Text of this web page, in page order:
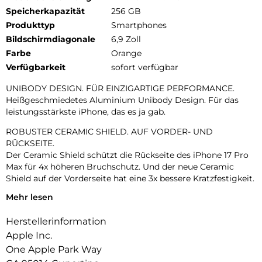
Speicherkapazität
256 GB
Produkttyp
Smartphones
Bildschirmdiagonale
6,9 Zoll
Farbe
Orange
Verfügbarkeit
sofort verfügbar
UNIBODY DESIGN. FÜR EINZIGARTIGE PERFORMANCE.
Heißgeschmiedetes Aluminium Unibody Design. Für das
leistungsstärkste iPhone, das es ja gab.
ROBUSTER CERAMIC SHIELD. AUF VORDER- UND
RÜCKSEITE.
Der Ceramic Shield schützt die Rückseite des iPhone 17 Pro
Max für 4x höheren Bruchschutz. Und der neue Ceramic
Shield auf der Vorderseite hat eine 3x bessere Kratzfestigkeit.
DAS ULTIMATIVE PRO KAMERA-SYSTEM.
dem größten Zoombereich, den es je bei einem iPhone gab.
Das ist wie 8 Pro Objektive in deiner Hosentasche.
18MP CENTER STAGE FRONTKAMERA.
Mehr lesen
Herstellerinformation
Apple Inc.
One Apple Park Way